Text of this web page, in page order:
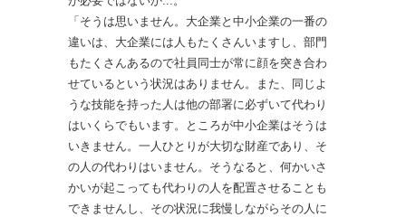
「そうは思いません。大企業と中小企業の一番の
違いは、大企業には人もたくさんいますし、部門
もたくさんあるので社員同士が常に顔を突き合わ
せているという状況はありません。また、同じよ
うな技能を持った人は他の部署に必ずいて代わり
はいくらでもいます。ところが中小企業はそうは
いきません。一人ひとりが大切な財産であり、そ
の人の代わりはいません。そうなると、何かいさ
かいが起こっても代わりの人を配置させることも
できませんし、その状況に我慢しながらその人に